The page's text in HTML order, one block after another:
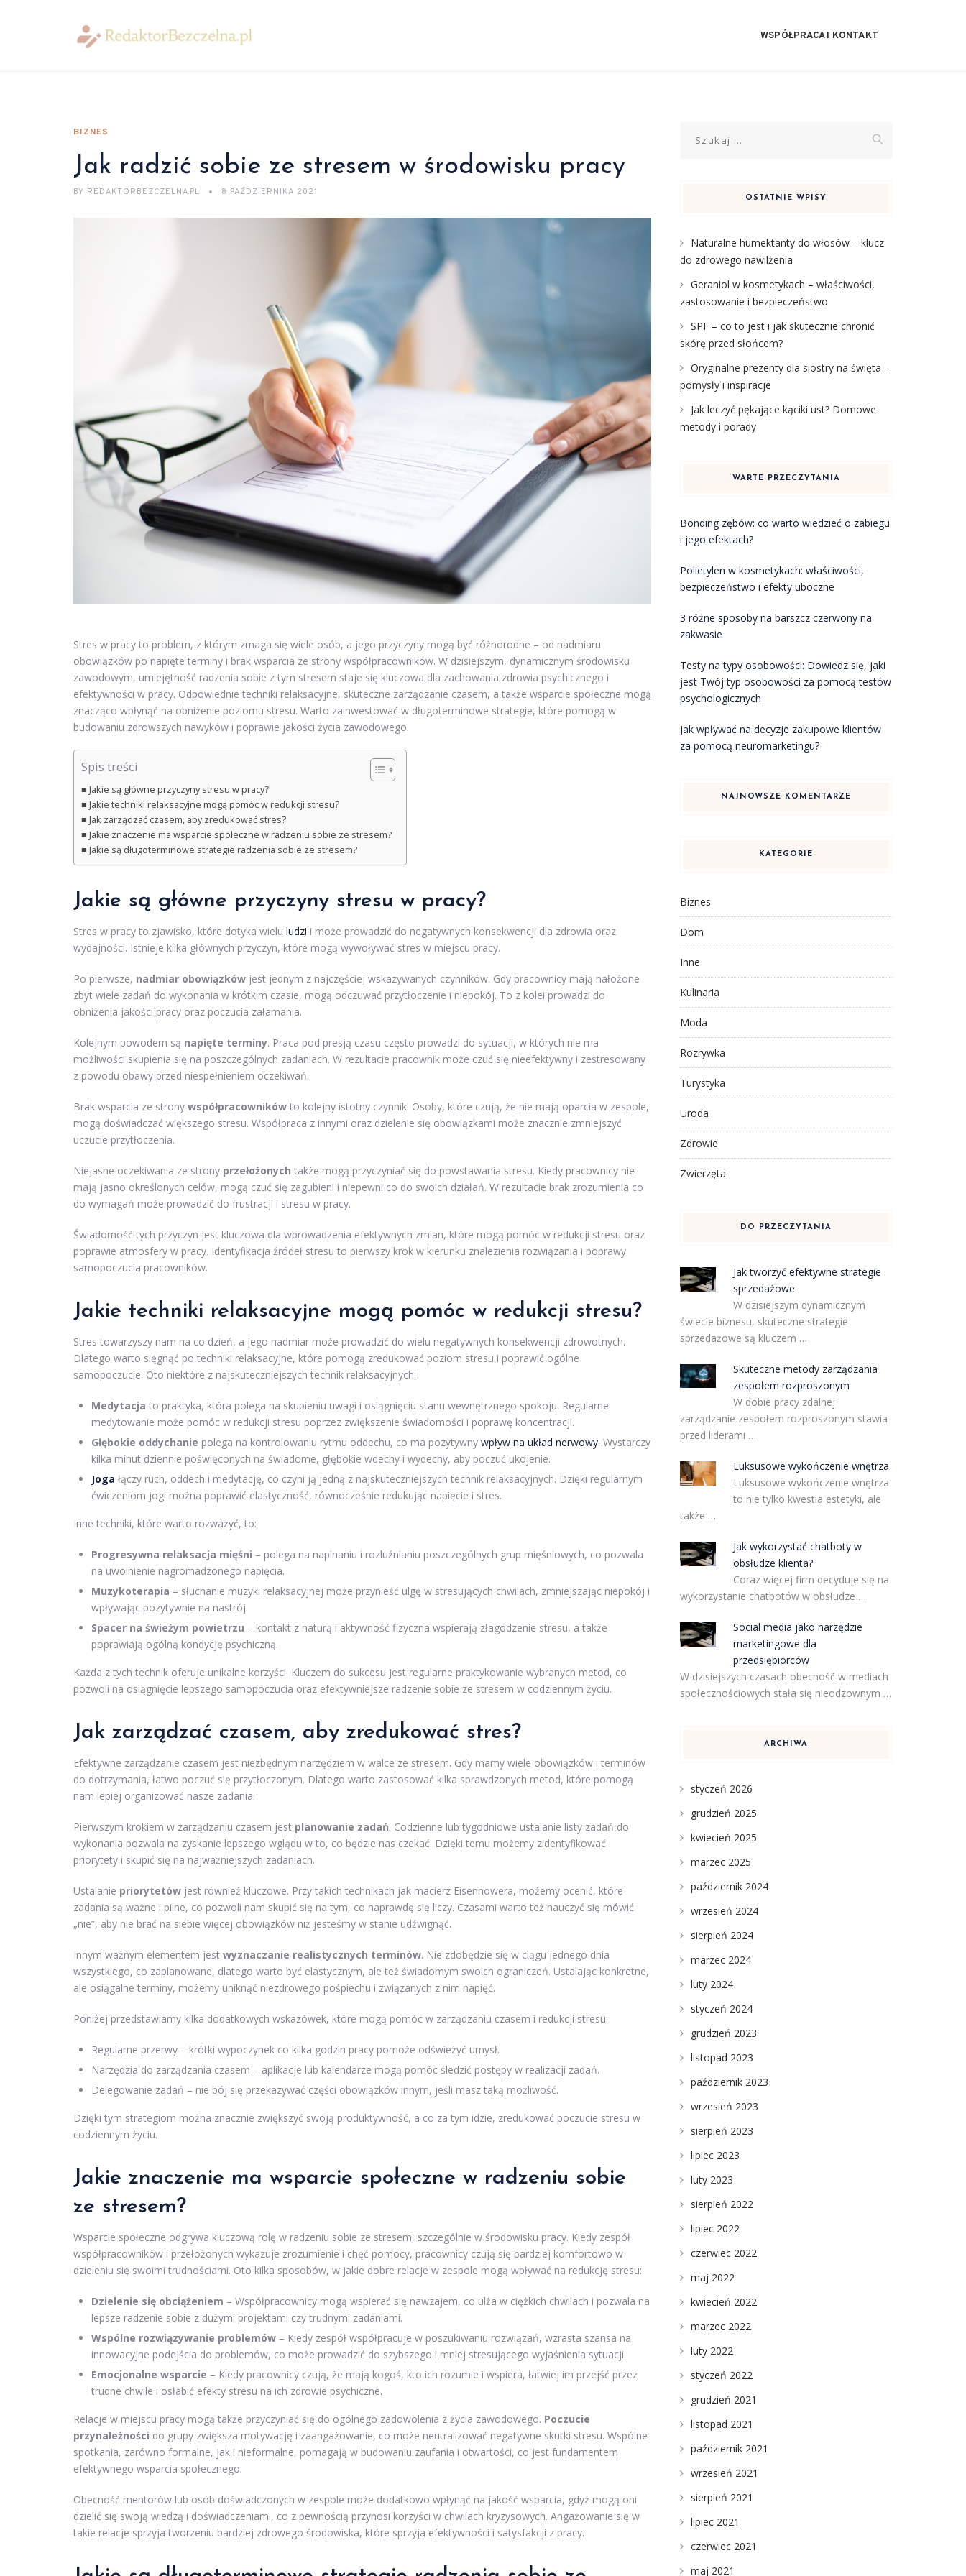
WSPÓŁPRACA I KONTAKT
BIZNES
Jak radzić sobie ze stresem w środowisku pracy
BY REDAKTORBEZCZELNA.PL 8 PAŹDZIERNIKA 2021
Stres w pracy to problem, z którym zmaga się wiele osób, a jego przyczyny mogą być różnorodne – od nadmiaru
obowiązków po napięte terminy i brak wsparcia ze strony współpracowników. W dzisiejszym, dynamicznym środowisku
zawodowym, umiejętność radzenia sobie z tym stresem staje się kluczowa dla zachowania zdrowia psychicznego i
efektywności w pracy. Odpowiednie techniki relaksacyjne, skuteczne zarządzanie czasem, a także wsparcie społeczne mogą
znacząco wpłynąć na obniżenie poziomu stresu. Warto zainwestować w długoterminowe strategie, które pomogą w
budowaniu zdrowszych nawyków i poprawie jakości życia zawodowego.
Spis treści
Jakie są główne przyczyny stresu w pracy?
Jakie techniki relaksacyjne mogą pomóc w redukcji stresu?
Jak zarządzać czasem, aby zredukować stres?
Jakie znaczenie ma wsparcie społeczne w radzeniu sobie ze stresem?
Jakie są długoterminowe strategie radzenia sobie ze stresem?
Jakie są główne przyczyny stresu w pracy?
Stres w pracy to zjawisko, które dotyka wielu ludzi i może prowadzić do negatywnych konsekwencji dla zdrowia oraz
wydajności. Istnieje kilka głównych przyczyn, które mogą wywoływać stres w miejscu pracy.
Po pierwsze, nadmiar obowiązków jest jednym z najczęściej wskazywanych czynników. Gdy pracownicy mają nałożone
zbyt wiele zadań do wykonania w krótkim czasie, mogą odczuwać przytłoczenie i niepokój. To z kolei prowadzi do
obniżenia jakości pracy oraz poczucia załamania.
Kolejnym powodem są napięte terminy. Praca pod presją czasu często prowadzi do sytuacji, w których nie ma
możliwości skupienia się na poszczególnych zadaniach. W rezultacie pracownik może czuć się nieefektywny i zestresowany
z powodu obawy przed niespełnieniem oczekiwań.
Brak wsparcia ze strony współpracowników to kolejny istotny czynnik. Osoby, które czują, że nie mają oparcia w zespole,
mogą doświadczać większego stresu. Współpraca z innymi oraz dzielenie się obowiązkami może znacznie zmniejszyć
uczucie przytłoczenia.
Niejasne oczekiwania ze strony przełożonych także mogą przyczyniać się do powstawania stresu. Kiedy pracownicy nie
mają jasno określonych celów, mogą czuć się zagubieni i niepewni co do swoich działań. W rezultacie brak zrozumienia co
do wymagań może prowadzić do frustracji i stresu w pracy.
Świadomość tych przyczyn jest kluczowa dla wprowadzenia efektywnych zmian, które mogą pomóc w redukcji stresu oraz
poprawie atmosfery w pracy. Identyfikacja źródeł stresu to pierwszy krok w kierunku znalezienia rozwiązania i poprawy
samopoczucia pracowników.
Jakie techniki relaksacyjne mogą pomóc w redukcji stresu?
Stres towarzyszy nam na co dzień, a jego nadmiar może prowadzić do wielu negatywnych konsekwencji zdrowotnych.
Dlatego warto sięgnąć po techniki relaksacyjne, które pomogą zredukować poziom stresu i poprawić ogólne
samopoczucie. Oto niektóre z najskuteczniejszych technik relaksacyjnych:
Medytacja to praktyka, która polega na skupieniu uwagi i osiągnięciu stanu wewnętrznego spokoju. Regularne
medytowanie może pomóc w redukcji stresu poprzez zwiększenie świadomości i poprawę koncentracji.
Głębokie oddychanie polega na kontrolowaniu rytmu oddechu, co ma pozytywny wpływ na układ nerwowy. Wystarczy
kilka minut dziennie poświęconych na świadome, głębokie wdechy i wydechy, aby poczuć ukojenie.
Joga łączy ruch, oddech i medytację, co czyni ją jedną z najskuteczniejszych technik relaksacyjnych. Dzięki regularnym
ćwiczeniom jogi można poprawić elastyczność, równocześnie redukując napięcie i stres.
Inne techniki, które warto rozważyć, to:
Progresywna relaksacja mięśni – polega na napinaniu i rozluźnianiu poszczególnych grup mięśniowych, co pozwala
na uwolnienie nagromadzonego napięcia.
Muzykoterapia – słuchanie muzyki relaksacyjnej może przynieść ulgę w stresujących chwilach, zmniejszając niepokój i
wpływając pozytywnie na nastrój.
Spacer na świeżym powietrzu – kontakt z naturą i aktywność fizyczna wspierają złagodzenie stresu, a także
poprawiają ogólną kondycję psychiczną.
Każda z tych technik oferuje unikalne korzyści. Kluczem do sukcesu jest regularne praktykowanie wybranych metod, co
pozwoli na osiągnięcie lepszego samopoczucia oraz efektywniejsze radzenie sobie ze stresem w codziennym życiu.
Jak zarządzać czasem, aby zredukować stres?
Efektywne zarządzanie czasem jest niezbędnym narzędziem w walce ze stresem. Gdy mamy wiele obowiązków i terminów
do dotrzymania, łatwo poczuć się przytłoczonym. Dlatego warto zastosować kilka sprawdzonych metod, które pomogą
nam lepiej organizować nasze zadania.
Pierwszym krokiem w zarządzaniu czasem jest planowanie zadań. Codzienne lub tygodniowe ustalanie listy zadań do
wykonania pozwala na zyskanie lepszego wglądu w to, co będzie nas czekać. Dzięki temu możemy zidentyfikować
priorytety i skupić się na najważniejszych zadaniach.
Ustalanie priorytetów jest również kluczowe. Przy takich technikach jak macierz Eisenhowera, możemy ocenić, które
zadania są ważne i pilne, co pozwoli nam skupić się na tym, co naprawdę się liczy. Czasami warto też nauczyć się mówić
„nie”, aby nie brać na siebie więcej obowiązków niż jesteśmy w stanie udźwignąć.
Innym ważnym elementem jest wyznaczanie realistycznych terminów. Nie zdobędzie się w ciągu jednego dnia
wszystkiego, co zaplanowane, dlatego warto być elastycznym, ale też świadomym swoich ograniczeń. Ustalając konkretne,
ale osiągalne terminy, możemy uniknąć niezdrowego pośpiechu i związanych z nim napięć.
Poniżej przedstawiamy kilka dodatkowych wskazówek, które mogą pomóc w zarządzaniu czasem i redukcji stresu:
Regularne przerwy – krótki wypoczynek co kilka godzin pracy pomoże odświeżyć umysł.
Narzędzia do zarządzania czasem – aplikacje lub kalendarze mogą pomóc śledzić postępy w realizacji zadań.
Delegowanie zadań – nie bój się przekazywać części obowiązków innym, jeśli masz taką możliwość.
Dzięki tym strategiom można znacznie zwiększyć swoją produktywność, a co za tym idzie, zredukować poczucie stresu w
codziennym życiu.
Jakie znaczenie ma wsparcie społeczne w radzeniu sobie
ze stresem?
Wsparcie społeczne odgrywa kluczową rolę w radzeniu sobie ze stresem, szczególnie w środowisku pracy. Kiedy zespół
współpracowników i przełożonych wykazuje zrozumienie i chęć pomocy, pracownicy czują się bardziej komfortowo w
dzieleniu się swoimi trudnościami. Oto kilka sposobów, w jakie dobre relacje w zespole mogą wpływać na redukcję stresu:
Dzielenie się obciążeniem – Współpracownicy mogą wspierać się nawzajem, co ulża w ciężkich chwilach i pozwala na
lepsze radzenie sobie z dużymi projektami czy trudnymi zadaniami.
Wspólne rozwiązywanie problemów – Kiedy zespół współpracuje w poszukiwaniu rozwiązań, wzrasta szansa na
innowacyjne podejścia do problemów, co może prowadzić do szybszego i mniej stresującego wyjaśnienia sytuacji.
Emocjonalne wsparcie – Kiedy pracownicy czują, że mają kogoś, kto ich rozumie i wspiera, łatwiej im przejść przez
trudne chwile i osłabić efekty stresu na ich zdrowie psychiczne.
Relacje w miejscu pracy mogą także przyczyniać się do ogólnego zadowolenia z życia zawodowego. Poczucie
przynależności do grupy zwiększa motywację i zaangażowanie, co może neutralizować negatywne skutki stresu. Wspólne
spotkania, zarówno formalne, jak i nieformalne, pomagają w budowaniu zaufania i otwartości, co jest fundamentem
efektywnego wsparcia społecznego.
Obecność mentorów lub osób doświadczonych w zespole może dodatkowo wpłynąć na jakość wsparcia, gdyż mogą oni
dzielić się swoją wiedzą i doświadczeniami, co z pewnością przynosi korzyści w chwilach kryzysowych. Angażowanie się w
takie relacje sprzyja tworzeniu bardziej zdrowego środowiska, które sprzyja efektywności i satysfakcji z pracy.
OSTATNIE WPISY
Naturalne humektanty do włosów – klucz
do zdrowego nawilżenia
Geraniol w kosmetykach – właściwości,
zastosowanie i bezpieczeństwo
SPF – co to jest i jak skutecznie chronić
skórę przed słońcem?
Oryginalne prezenty dla siostry na święta –
pomysły i inspiracje
Jak leczyć pękające kąciki ust? Domowe
metody i porady
WARTE PRZECZYTANIA
Bonding zębów: co warto wiedzieć o zabiegu
i jego efektach?
Polietylen w kosmetykach: właściwości,
bezpieczeństwo i efekty uboczne
3 różne sposoby na barszcz czerwony na
zakwasie
Testy na typy osobowości: Dowiedz się, jaki
jest Twój typ osobowości za pomocą testów
psychologicznych
Jak wpływać na decyzje zakupowe klientów
za pomocą neuromarketingu?
NAJNOWSZE KOMENTARZE
KATEGORIE
Biznes
Dom
Inne
Kulinaria
Moda
Rozrywka
Turystyka
Uroda
Zdrowie
Zwierzęta
DO PRZECZYTANIA
Jak tworzyć efektywne strategie
sprzedażowe
W dzisiejszym dynamicznym
świecie biznesu, skuteczne strategie
sprzedażowe są kluczem …
Skuteczne metody zarządzania
zespołem rozproszonym
W dobie pracy zdalnej
zarządzanie zespołem rozproszonym stawia
przed liderami …
Luksusowe wykończenie wnętrza
Luksusowe wykończenie wnętrza
to nie tylko kwestia estetyki, ale
także …
Jak wykorzystać chatboty w
obsłudze klienta?
Coraz więcej firm decyduje się na
wykorzystanie chatbotów w obsłudze …
Social media jako narzędzie
marketingowe dla
przedsiębiorców
W dzisiejszych czasach obecność w mediach
społecznościowych stała się nieodzownym …
ARCHIWA
styczeń 2026
grudzień 2025
kwiecień 2025
marzec 2025
październik 2024
wrzesień 2024
sierpień 2024
marzec 2024
luty 2024
styczeń 2024
grudzień 2023
listopad 2023
październik 2023
wrzesień 2023
sierpień 2023
lipiec 2023
luty 2023
sierpień 2022
lipiec 2022
czerwiec 2022
maj 2022
kwiecień 2022
marzec 2022
luty 2022
styczeń 2022
grudzień 2021
listopad 2021
październik 2021
wrzesień 2021
sierpień 2021
lipiec 2021
czerwiec 2021
maj 2021